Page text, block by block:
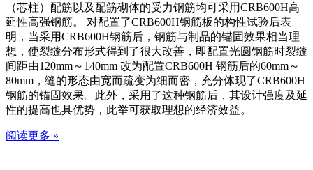
（芯柱）配筋以及配筋砌体的受力钢筋均可采用CRB600H高
延性高强钢筋。 对配置了CRB600H钢筋板的构性试验后表
明，当采用CRB600H钢筋后，钢筋与制品的锚固效果相当理
想，使裂缝分布形式得到了很大改善，即配置光圆钢筋时裂缝
间距由120mm～140mm 改为配置CRB600H 钢筋后的60mm～
80mm，缝的形态由宽而疏变为细而密，充分体现了CRB600H
钢筋的锚固效果。此外，采用了这种钢筋后，其设计强度及延
性的提高也具优势，此举可获取理想的经济效益。
阅读更多 »